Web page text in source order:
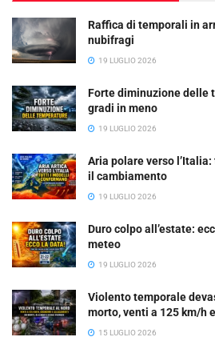
Raffica di temporali in
nubifragi
19 LUGLIO 2026
Forte diminuzione delle
gradi in meno
19 LUGLIO 2026
Aria polare verso
il cambiamento
19 LUGLIO 2026
Duro colpo all’estate:
meteo
19 LUGLIO 2026
Violento temporale
morto, venti a 125 km/h
15 LUGLIO 2026